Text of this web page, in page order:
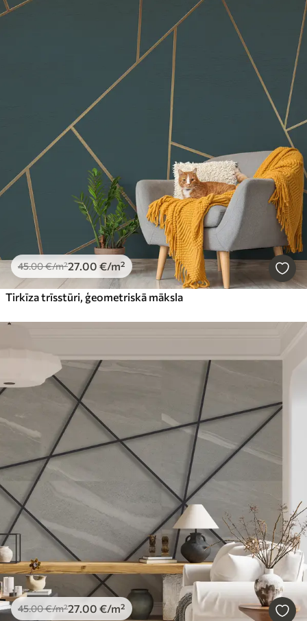
45.00€/m²27.00 €/m²
Tirkīza trīsstūri, ģeometriskā māksla
45.00€/m²27.00 €/m²